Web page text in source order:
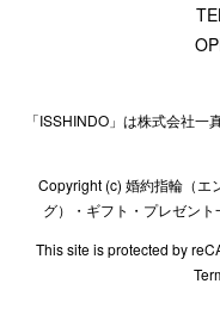
「ISSHINDO」は株式会社
Copyright (c) 婚約指輪（エ
グ）・ギフト・プレゼン
This site is protected by